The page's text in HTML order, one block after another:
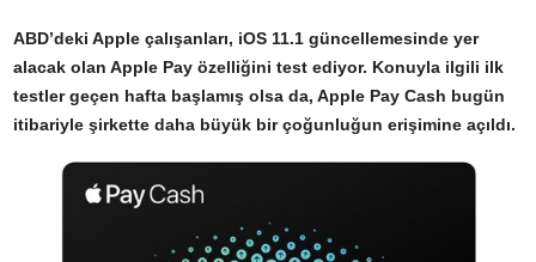
ABD’deki Apple çalışanları, iOS 11.1 güncellemesinde yer
alacak olan Apple Pay özelliğini test ediyor. Konuyla ilgili ilk
testler geçen hafta başlamış olsa da, Apple Pay Cash bugün
itibariyle şirkette daha büyük bir çoğunluğun erişimine açıldı.